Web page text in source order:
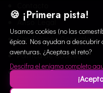
Aviso Legal
Condiciones Generales
Política de Cookies
Política de Privacidad
🍪 ¡Primera pista!
Usamos cookies (no las
épica. Nos ayudan a descubrir
aventuras. ¿Aceptas el reto?
Descifra el enigma completo